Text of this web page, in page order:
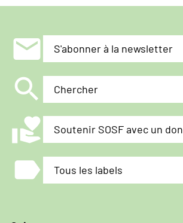
la
des
êtres
mail S'abonner à la newsletter
search Chercher
volunteer_activism Soutenir SOSF avec un don
label Tous les labels